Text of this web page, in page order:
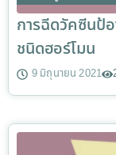
การฉีดวัคซีนป้
ชนิดฮอร์โมน
9 มิถุนายน 2021